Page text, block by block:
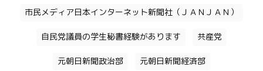
市民メディア日本インターネット新聞社（ＪＡＮＪＡＮ）
自民党議員の学生秘書経験があります 共産党
元朝日新聞政治部 元朝日新聞経済部